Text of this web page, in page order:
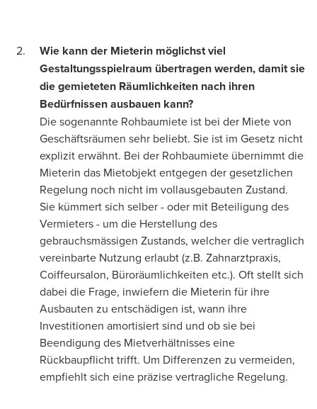
Wie kann der Mieterin möglichst viel
Gestaltungsspielraum übertragen werden, damit sie
die gemieteten Räumlichkeiten nach ihren
Bedürfnissen ausbauen kann?
Die sogenannte Rohbaumiete ist bei der Miete von
Geschäftsräumen sehr beliebt. Sie ist im Gesetz nicht
explizit erwähnt. Bei der Rohbaumiete übernimmt die
Mieterin das Mietobjekt entgegen der gesetzlichen
Regelung noch nicht im vollausgebauten Zustand.
Sie kümmert sich selber - oder mit Beteiligung des
Vermieters - um die Herstellung des
gebrauchsmässigen Zustands, welcher die vertraglich
vereinbarte Nutzung erlaubt (z.B. Zahnarztpraxis,
Coiffeursalon, Büroräumlichkeiten etc.). Oft stellt sich
dabei die Frage, inwiefern die Mieterin für ihre
Ausbauten zu entschädigen ist, wann ihre
Investitionen amortisiert sind und ob sie bei
Beendigung des Mietverhältnisses eine
Rückbaupflicht trifft. Um Differenzen zu vermeiden,
empfiehlt sich eine präzise vertragliche Regelung.